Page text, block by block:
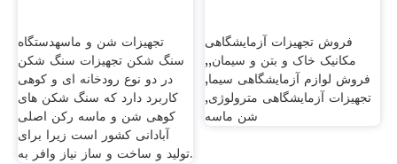
تجهیزات شن و ماسهدستگاه
سنگ شکن تجهیزات سنگ شکن
در دو نوع رودخانه ای و کوهی
کاربرد دارد که سنگ شکن های
کوهی شن و ماسه رکن اصلی
آبادانی کشور است زیرا برای
تولید و ساخت و ساز نیاز وافر به.
فروش تجهیزات آزمایشگاهی
مکانیک خاک و بتن و سیمان,,
فروش لوازم آزمایشگاهی سیما,
تجهیزات آزمایشگاهی مترولوژی,
شن ماسه